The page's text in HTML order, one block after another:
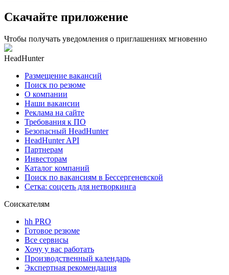
Скачайте приложение
Чтобы получать уведомления о приглашениях мгновенно
HeadHunter
Размещение вакансий
Поиск по резюме
О компании
Наши вакансии
Реклама на сайте
Требования к ПО
Безопасный HeadHunter
HeadHunter API
Партнерам
Инвесторам
Каталог компаний
Поиск по вакансиям в Бессергеневской
Сетка: соцсеть для нетворкинга
Соискателям
hh PRO
Готовое резюме
Все сервисы
Хочу у вас работать
Производственный календарь
Экспертная рекомендация